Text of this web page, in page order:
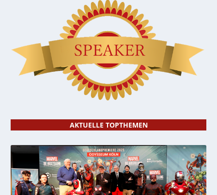
AKTUELLE TOPTHEMEN